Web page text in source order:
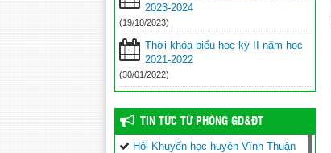
2023-2024
(19/10/2023)
Thời khóa biểu học kỳ II năm học
2021-2022
(30/01/2022)
TIN TỨC TỪ PHÒNG GD&ĐT
Hội Khuyến học huyện Vĩnh Thuận